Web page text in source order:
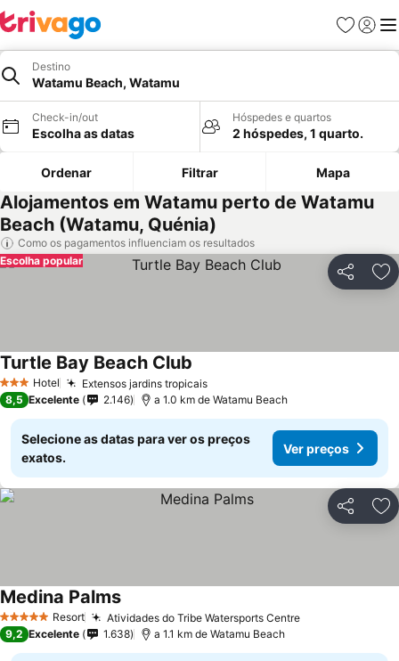
Favoritos
Iniciar
Destino
Watamu Beach, Watamu
Check-in/out
Escolha as datas
Hóspedes e quartos
2 hóspedes, 1 quarto.
Ordenar Filtrar Mapa
Alojamentos em Watamu perto de Watamu
Beach (Watamu, Quénia)
Como os pagamentos influenciam os resultados
Partilhar
Escolha popular
3 EstrelasHotel Extensos jardins tropicais
Turtle Bay Beach Club
8,5 Excelente 2.146 a 1.0 km de Watamu Beach
Selecione as datas para ver os preços
exatos.
Ver preços
Partilhar
5 Estrelas Resort Atividades do Tribe Watersports Centre
Medina Palms
9,2 Excelente 1.638 a 1.1 km de Watamu Beach